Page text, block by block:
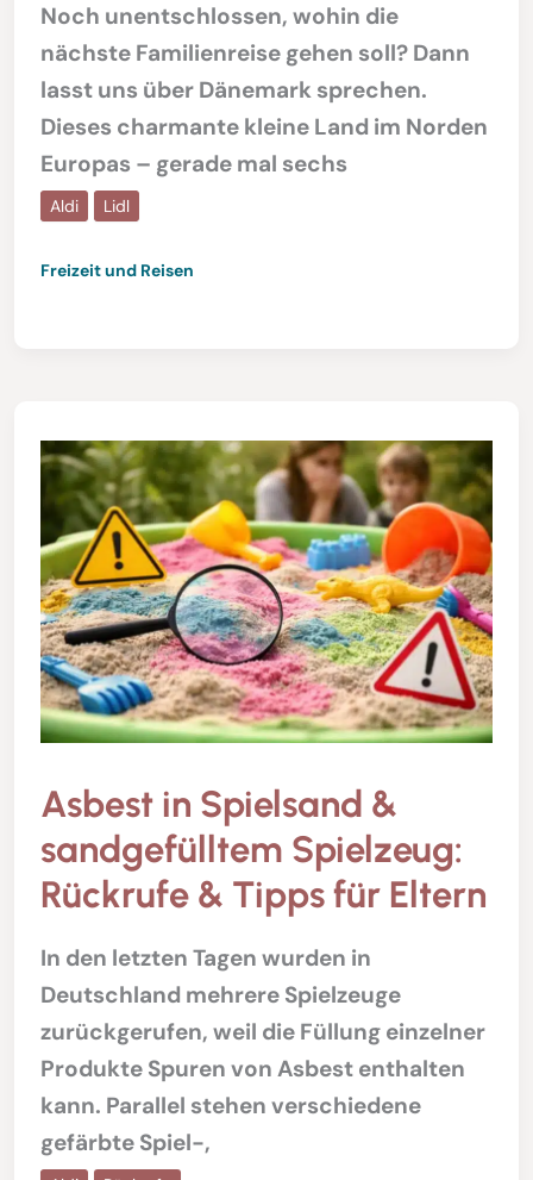
Noch unentschlossen, wohin die
nächste Familienreise gehen soll? Dann
lasst uns über Dänemark sprechen.
Dieses charmante kleine Land im Norden
Europas – gerade mal sechs
Aldi Lidl
Freizeit und Reisen
Asbest in Spielsand &
sandgefülltem Spielzeug:
Rückrufe & Tipps für Eltern
In den letzten Tagen wurden in
Deutschland mehrere Spielzeuge
zurückgerufen, weil die Füllung einzelner
Produkte Spuren von Asbest enthalten
kann. Parallel stehen verschiedene
gefärbte Spiel-,